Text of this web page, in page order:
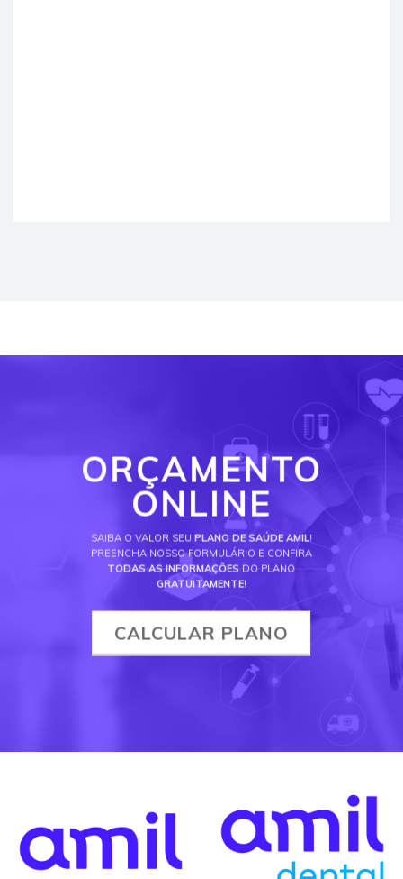
ORÇAMENTO
ONLINE
SAIBA O VALOR SEU PLANO DE SAÚDE AMIL!
PREENCHA NOSSO FORMULÁRIO E CONFIRA
TODAS AS INFORMAÇÕES DO PLANO
GRATUITAMENTE!
CALCULAR PLANO